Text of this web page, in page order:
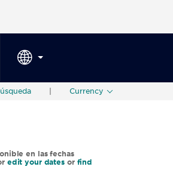
tu hotel, vuelos y mucho más con los
Currency
en las fechas
edit your datesor find